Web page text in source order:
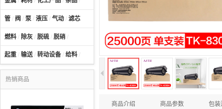
管 / 阀 / 泵 / 液压 / 气动 / 滤芯
燃料 / 除灰 / 脱硫 / 脱硝 /
起重 / 输送/ 转动设备 / 给料 /
热销商品
商品介绍 商品参数 包装